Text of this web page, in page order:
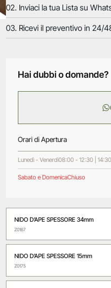
02. Inviaci la tua Lista su
03. Ricevi il preventivo in 24/
Hai dubbi o domande?
Orari di Apertura
Lunedì - Venerdì08:00 - 12:30 |
Sabato e DomenicaChiuso
NIDO D’APE SPESSORE 34mm
Z0167
NIDO D’APE SPESSORE 15mm
Z0175